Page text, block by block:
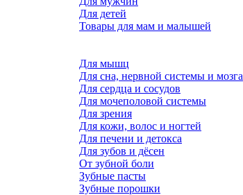
Для детей
Товары для мам и малышей
Для мышц
Для сна, нервной системы и мозга
Для сердца и сосудов
Для мочеполовой системы
Для зрения
Для кожи, волос и ногтей
Для печени и детокса
Для зубов и дёсен
От зубной боли
Зубные пасты
Зубные порошки